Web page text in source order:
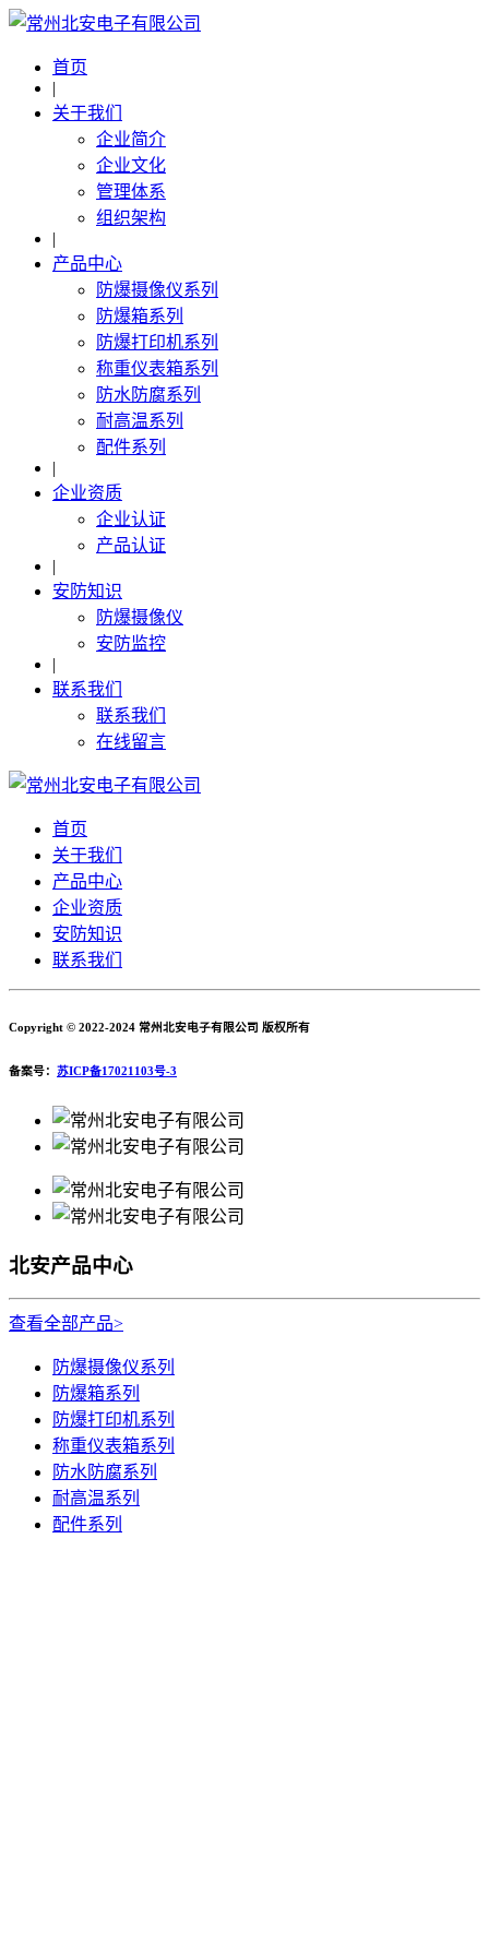
首页
|
关于我们
企业简介
企业文化
管理体系
组织架构
|
产品中心
防爆摄像仪系列
防爆箱系列
防爆打印机系列
称重仪表箱系列
防水防腐系列
耐高温系列
配件系列
|
企业资质
企业认证
产品认证
|
安防知识
防爆摄像仪
安防监控
|
联系我们
联系我们
在线留言
首页
关于我们
产品中心
企业资质
安防知识
联系我们
Copyright © 2022-2024 常州北安电子有限公司 版权所有
备案号： 苏ICP备17021103号-3
北安产品中心
查看全部产品>
防爆摄像仪系列
防爆箱系列
防爆打印机系列
称重仪表箱系列
防水防腐系列
耐高温系列
配件系列